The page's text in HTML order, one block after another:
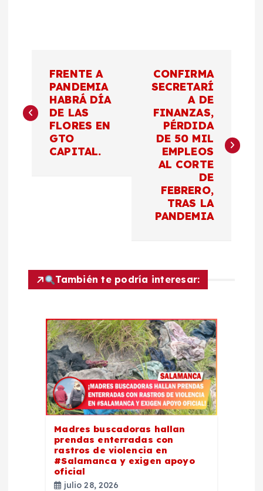
v
ó
FRENTE A
PANDEMIA
HABRÁ DÍA
DE LAS
FLORES EN
GTO
CAPITAL.
CONFIRMA
SECRETARÍ
A DE
FINANZAS,
PÉRDIDA
DE 50 MIL
EMPLEOS
AL CORTE
DE
FEBRERO,
TRAS LA
PANDEMIA
También te podría interesar:
Madres buscadoras hallan
prendas enterradas con
rastros de violencia en
#Salamanca y exigen apoyo
oficial
julio 28, 2026